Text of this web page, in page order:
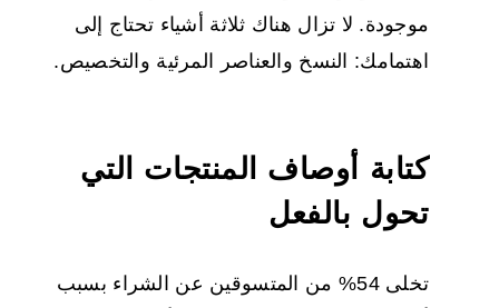
موجودة. لا تزال هناك ثلاثة أشياء تحتاج إلى
اهتمامك: النسخ والعناصر المرئية والتخصيص.
كتابة أوصاف المنتجات التي
تحول بالفعل
تخلى 54% من المتسوقين عن الشراء بسبب